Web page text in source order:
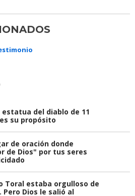
del diablo de 11
su propósito
de oración donde
de Dios" por tus seres
Toral estaba orgulloso de
Dios le salió al